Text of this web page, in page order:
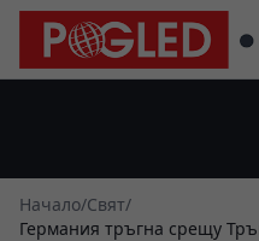
Начало/Свят/
Германия тръгна срещу